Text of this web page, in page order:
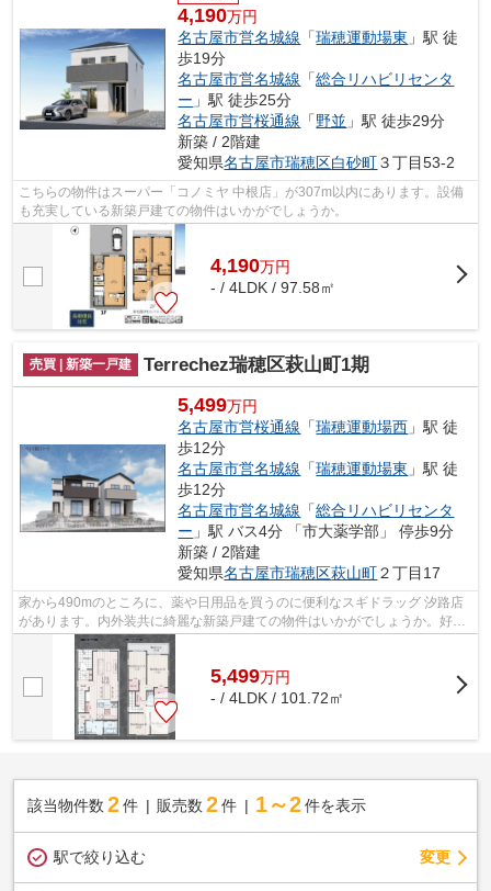
4,190万円
名古屋市営名城線 「瑞穂運動場東 」駅 徒
歩19分
名古屋市営名城線 「総合リハビリセンタ
ー 」駅 徒歩25分
名古屋市営桜通線 「野並 」駅 徒歩29分
新築 / 2階建
愛知県名古屋市瑞穂区白砂町３丁目53-2
こちらの物件はスーパー「コノミヤ 中根店」が307m以内にあります。設備
も充実している新築戸建ての物件はいかがでしょうか。
4,190万円
- / 4LDK / 97.58㎡
売買 | 新築一戸建 Terrechez瑞穂区萩山町1期
5,499万円
名古屋市営桜通線 「瑞穂運動場西 」駅 徒
歩12分
名古屋市営名城線 「瑞穂運動場東 」駅 徒
歩12分
名古屋市営名城線 「総合リハビリセンタ
ー 」駅 バス4分 「市大薬学部」 停歩9分
新築 / 2階建
愛知県名古屋市瑞穂区萩山町２丁目17
家から490mのところに、薬や日用品を買うのに便利なスギドラッグ 汐路店
があります。内外装共に綺麗な新築戸建ての物件はいかがでしょうか。好条
件の揃った前面道路6m以上の物件をお薦...
5,499万円
- / 4LDK / 101.72㎡
該当物件数 2件 販売数 2 件 1～2 件を表示
駅で絞り込む 変更